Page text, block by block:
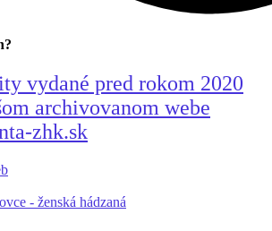
vydané pred rokom 2020
archivovanom webe
zhk.sk